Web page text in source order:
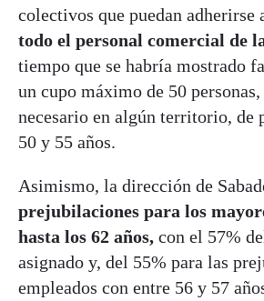
colectivos que puedan adherirse
todo el personal comercial de
tiempo que se habría mostrado
un cupo máximo de 50
necesario en algún territorio, de
50 y 55 años.
Asimismo, la dirección de
prejubilaciones para los
hasta los 62 años, con el 57%
asignado y, del 55% para las
empleados con entre 56 y 57